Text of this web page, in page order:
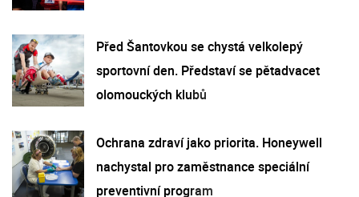
Před Šantovkou se chystá velkolepý
sportovní den. Představí se pětadvacet
olomouckých klubů
Ochrana zdraví jako priorita. Honeywell
nachystal pro zaměstnance speciální
preventivní program